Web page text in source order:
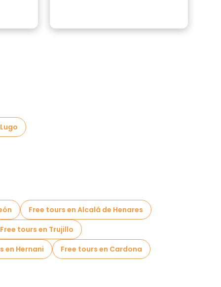
Free tours en Alcalá de Henares
Free tours en Trujillo
en Hernani
Free tours en Cardona